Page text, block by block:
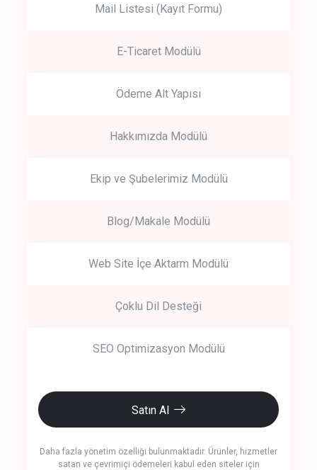
Mail Listesi (Kayıt Formu)
E-Ticaret Modülü
Ödeme Alt Yapısı
Hakkımızda Modülü
Ekip ve Şubelerimiz Modülü
Blog/Makale Modülü
Web Site İçe Aktarm Modülü
Çoklu Dil Desteği
SEO Optimizasyon Modülü
Satın Al
Daha fazla yönetim özelliği bulunmaktadır. Ürünler, hizmetler
satan ve çevrimiçi ödemeleri kabul eden siteler için